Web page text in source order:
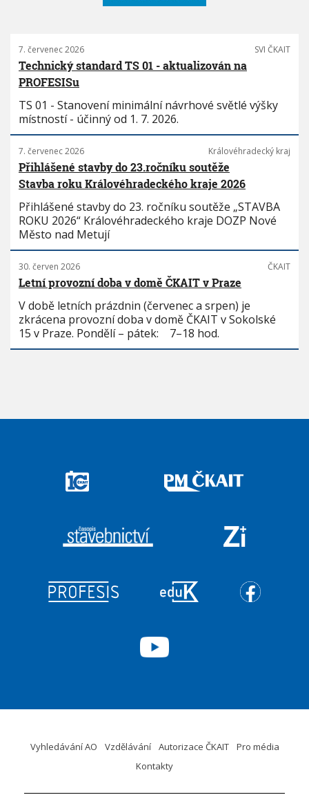
7. červenec 2026 SVI ČKAIT
Technický standard TS 01 - aktualizován na
PROFESISu
TS 01 - Stanovení minimální návrhové světlé výšky
místností - účinný od 1. 7. 2026.
7. červenec 2026 Královéhradecký kraj
Přihlášené stavby do 23.ročníku soutěže
Stavba roku Královéhradeckého kraje 2026
Přihlášené stavby do 23. ročníku soutěže „STAVBA
ROKU 2026“ Královéhradeckého kraje DOZP Nové
Město nad Metují
30. červen 2026 ČKAIT
Letní provozní doba v domě ČKAIT v Praze
V době letních prázdnin (červenec a srpen) je
zkrácena provozní doba v domě ČKAIT v Sokolské
15 v Praze. Pondělí – pátek: 7–18 hod.
Vyhledávání AO Vzdělávání Autorizace ČKAIT
Pro média
Kontakty